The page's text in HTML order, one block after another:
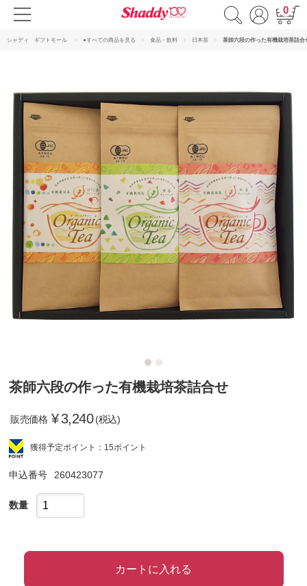
0
シャディ ギフトモール ●すべての商品を見る 食品・飲料 日本茶 茶師六段の作った有機栽培茶詰合
茶師六段の作った有機栽培茶詰合せ
販売価格 ¥3,240 (税込)
獲得予定ポイント：15ポイント
申込番号 260423077
数量
カートに入れる